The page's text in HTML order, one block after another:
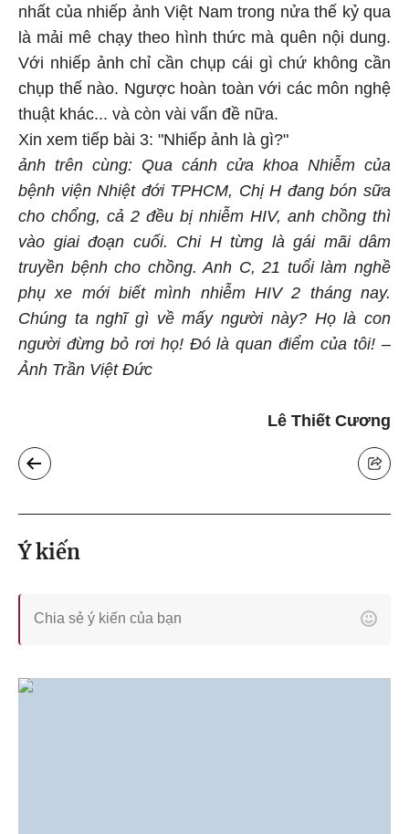
nhất của nhiếp ảnh Việt Nam trong nửa thế kỷ qua
là mải mê chạy theo hình thức mà quên nội dung.
Với nhiếp ảnh chỉ cần chụp cái gì chứ không cần
chụp thế nào. Ngược hoàn toàn với các môn nghệ
thuật khác... và còn vài vấn đề nữa.
Xin xem tiếp bài 3: "Nhiếp ảnh là gì?"
ảnh trên cùng: Qua cánh cửa khoa Nhiễm của
bệnh viện Nhiệt đới TPHCM, Chị H đang bón sữa
cho chổng, cả 2 đều bị nhiễm HIV, anh chồng thì
vào giai đoạn cuối. Chi H từng là gái mãi dâm
truyền bệnh cho chồng. Anh C, 21 tuổi làm nghề
phụ xe mới biết mình nhiễm HIV 2 tháng nay.
Chúng ta nghĩ gì về mấy người này? Họ là con
người đừng bỏ rơi họ! Đó là quan điểm của tôi! –
Ảnh Trần Việt Đức
Lê Thiết Cương
Ý kiến